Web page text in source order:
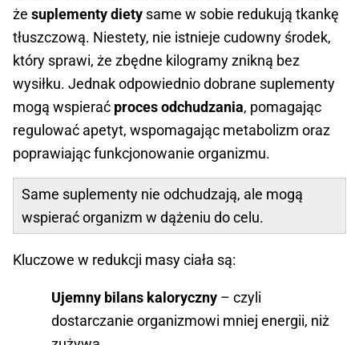
że suplementy diety same w sobie redukują tkankę
tłuszczową. Niestety, nie istnieje cudowny środek,
który sprawi, że zbędne kilogramy znikną bez
wysiłku. Jednak odpowiednio dobrane suplementy
mogą wspierać proces odchudzania, pomagając
regulować apetyt, wspomagając metabolizm oraz
poprawiając funkcjonowanie organizmu.
Same suplementy nie odchudzają, ale mogą
wspierać organizm w dążeniu do celu.
Kluczowe w redukcji masy ciała są:
Ujemny bilans kaloryczny – czyli
dostarczanie organizmowi mniej energii, niż